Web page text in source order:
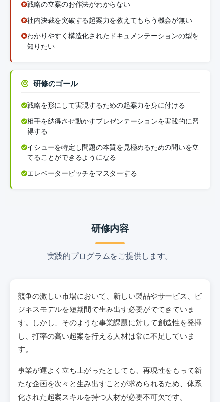
戦略の立案のお作法がわからない
社内決裁を突破する起案力を教えてもらう機会が無い
わかりやすく構造化されたドキュメンテーションの型を
知りたい
研修のゴール
戦略を形にして実現するための起案力を身に付ける
相手を納得させ動かすプレゼンテーションを実践的に習
得する
イシューを特定し問題の本質を見極めるための問いを立
てることができるようになる
エレベーターピッチをマスターする
研修内容
実践的プログラムをご提供します。
競争の激しい市場において、新しい製品やサービス、ビ
ジネスモデルを短期間で生み出す必要がでてきていま
す。しかし、そのような事業課題に対して創造性を発揮
し、打率の高い起案を行える人材は常に不足していま
す。
事業が運よく立ち上がったとしても、再現性をもって新
たな企画を次々と生み出すことが求められるため、体系
化された起案スキルを持つ人材が必要不可欠です。